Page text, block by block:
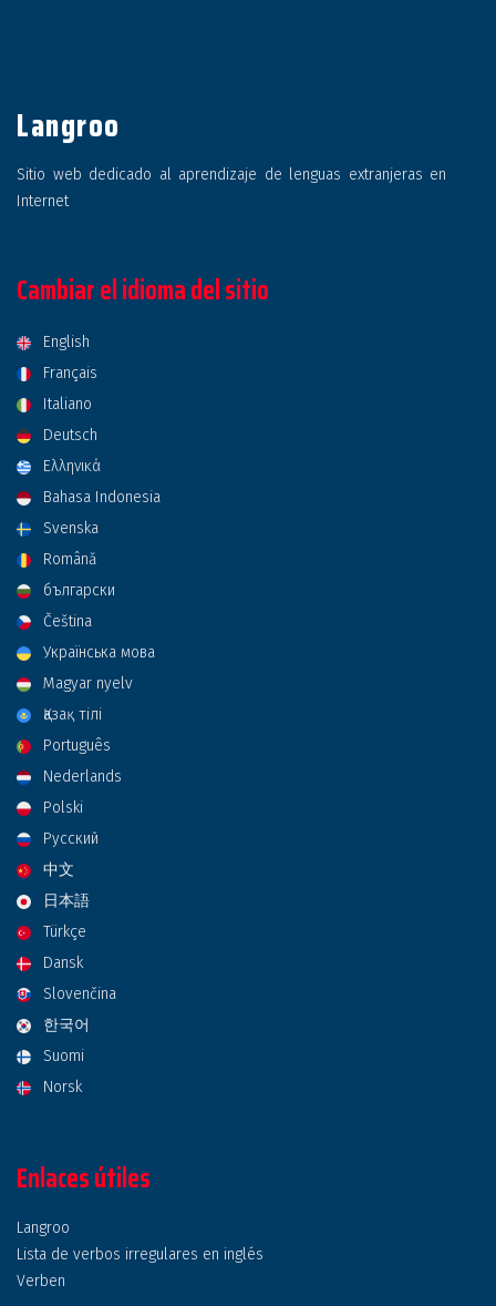
Langroo
Sitio web dedicado al aprendizaje de lenguas extranjeras en
Internet
Cambiar el idioma del sitio
English
Français
Italiano
Deutsch
Ελληνικά
Bahasa Indonesia
Svenska
Română
български
Čeština
Українська мова
Magyar nyelv
Қазақ тілі
Português
Nederlands
Polski
Русский
中文
日本語
Türkçe
Dansk
Slovenčina
한국어
Suomi
Norsk
Enlaces útiles
Langroo
Lista de verbos irregulares en inglés
Verben